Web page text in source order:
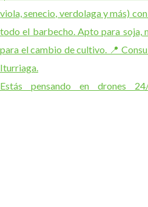
Estás pensando en drones